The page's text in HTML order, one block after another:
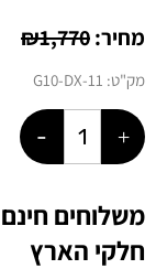
מחיר: ₪1,770
מק"ט: 11-G10-DX
חלקי הארץ